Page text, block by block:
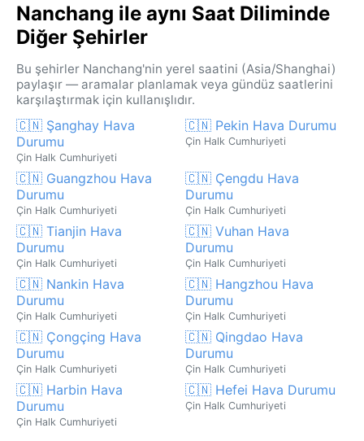
Nanchang ile aynı Saat Diliminde
Diğer Şehirler
Bu şehirler Nanchang'nin yerel saatini (Asia/Shanghai)
paylaşır — aramalar planlamak veya gündüz saatlerini
karşılaştırmak için kullanışlıdır.
🇨🇳 Şanghay Hava
Durumu
Çin Halk Cumhuriyeti
🇨🇳 Pekin Hava Durumu
Çin Halk Cumhuriyeti
🇨🇳 Guangzhou Hava
Durumu
Çin Halk Cumhuriyeti
🇨🇳 Çengdu Hava
Durumu
Çin Halk Cumhuriyeti
🇨🇳 Tianjin Hava
Durumu
Çin Halk Cumhuriyeti
🇨🇳 Vuhan Hava
Durumu
Çin Halk Cumhuriyeti
🇨🇳 Nankin Hava
Durumu
Çin Halk Cumhuriyeti
🇨🇳 Hangzhou Hava
Durumu
Çin Halk Cumhuriyeti
🇨🇳 Çongçing Hava
Durumu
Çin Halk Cumhuriyeti
🇨🇳 Qingdao Hava
Durumu
Çin Halk Cumhuriyeti
🇨🇳 Harbin Hava
Durumu
Çin Halk Cumhuriyeti
🇨🇳 Hefei Hava Durumu
Çin Halk Cumhuriyeti